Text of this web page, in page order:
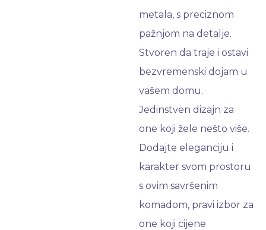
metala, s preciznom
pažnjom na detalje.
Stvoren da traje i ostavi
bezvremenski dojam u
vašem domu.
Jedinstven dizajn za
one koji žele nešto više.
Dodajte eleganciju i
karakter svom prostoru
s ovim savršenim
komadom, pravi izbor za
one koji cijene